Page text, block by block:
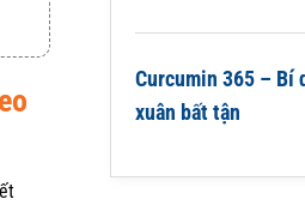
Curcumin 365 – Bí
xuân bất tận